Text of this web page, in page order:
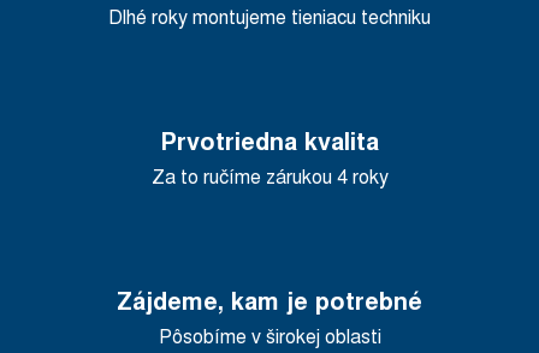
Dlhé roky montujeme tieniacu techniku
Prvotriedna kvalita
Za to ručíme zárukou 4 roky
Zájdeme, kam je potrebné
Pôsobíme v širokej oblasti